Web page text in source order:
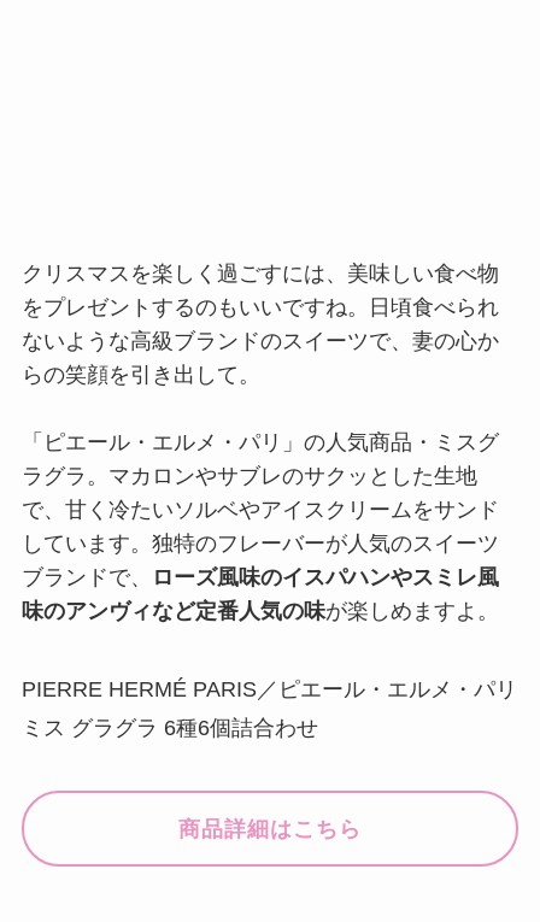
クリスマスを楽しく過ごすには、美味しい食べ物
をプレゼントするのもいいですね。日頃食べられ
ないような高級ブランドのスイーツで、妻の心か
らの笑顔を引き出して。
「ピエール・エルメ・パリ」の人気商品・ミスグ
ラグラ。マカロンやサブレのサクッとした生地
で、甘く冷たいソルベやアイスクリームをサンド
しています。独特のフレーバーが人気のスイーツ
ブランドで、
ローズ風味のイスパハンやスミレ風
味のアンヴィなど定番人気の味が楽しめますよ。
PIERRE HERMÉ PARIS／ピエール・エルメ・パリ
ミス グラグラ 6種6個詰合わせ
商品詳細はこちら